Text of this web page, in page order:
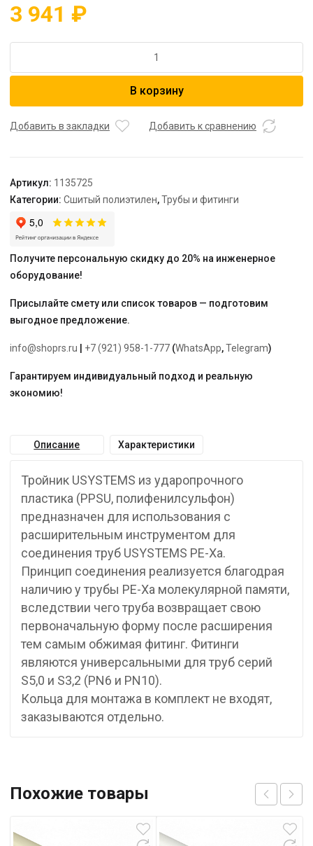
3 941 ₽
USYSTEMS
PPSU
Xa
40-
40-
40
В корзину
Добавить в закладки Добавить к сравнению
Артикул: 1135725
Категории: Сшитый полиэтилен,Трубы и фитинги
Получите персональную скидку до 20% на инженерное
оборудование!
Присылайте смету или список товаров — подготовим
выгодное предложение.
info@shoprs.ru +7 (921) 958-1-777 (WhatsApp,Telegram)
Гарантируем индивидуальный подход и реальную
экономию!
Описание Характеристики
Тройник USYSTEMS из ударопрочного
пластика (PPSU, полифенилсульфон)
предназначен для использования с
расширительным инструментом для
соединения труб USYSTEMS PE-Xa.
Принцип соединения реализуется благодрая
наличию у трубы PE-Xa молекулярной памяти,
вследствии чего труба возвращает свою
первоначальную форму после расширения
тем самым обжимая фитинг. Фитинги
являются универсальными для труб серий
S5,0 и S3,2 (PN6 и PN10).
Кольца для монтажа в комплект не входят,
заказываются отдельно.
Похожие товары